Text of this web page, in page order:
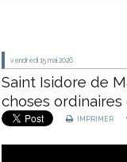
vendredi 15 mai 2026
Saint Isidore de
choses
IMPRIMER